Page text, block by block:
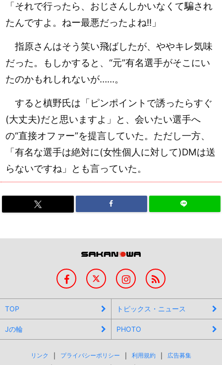
「それで行ったら、おじさんしかいなくて騙され
たんですよ。ねー最悪だったよね!!」
指原さんはそう笑い飛ばしたが、ややキレ気味
だった。
もしかすると、“元”有名選手がそこにい
たのかもれしれないが……。
すると槙野氏は「ピンポイントで誘ったらすぐ
(大丈夫)だと思いますよ」と、会いたい選手へ
の“直接オファー”を提言していた。ただし一方、
「有名な選手は絶対に(女性個人に対して)DMは送
らないですね」とも言っていた。
TOP トピックス・ニュース
Jの輪 PHOTO
リンク プライバシーポリシー 利用規約
広告募集